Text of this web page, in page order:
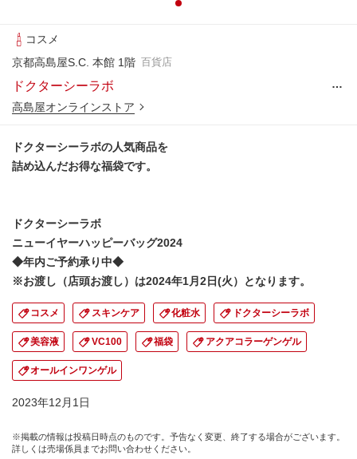
コスメ
京都高島屋S.C. 本館 1階 百貨店
ドクターシーラボ
…
高島屋オンラインストア
ドクターシーラボの人気商品を
詰め込んだお得な福袋です。
ドクターシーラボ
ニューイヤーハッピーバッグ2024
◆年内ご予約承り中◆
※お渡し（店頭お渡し）は2024年1月2日(火）となります。
コスメ スキンケア 化粧水 ドクターシーラボ
美容液 VC100 福袋 アクアコラーゲンゲル
オールインワンゲル
2023年12月1日
※掲載の情報は投稿日時点のものです。予告なく変更、終了する場合がございます。
詳しくは売場係員までお問い合わせください。